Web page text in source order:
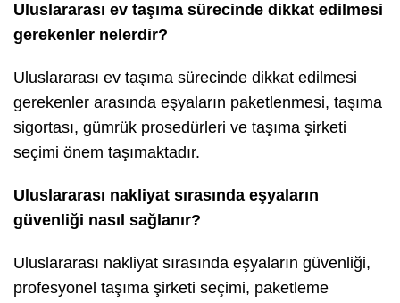
Uluslararası ev taşıma sürecinde dikkat edilmesi
gerekenler nelerdir?
Uluslararası ev taşıma sürecinde dikkat edilmesi
gerekenler arasında eşyaların paketlenmesi, taşıma
sigortası, gümrük prosedürleri ve taşıma şirketi
seçimi önem taşımaktadır.
Uluslararası nakliyat sırasında eşyaların
güvenliği nasıl sağlanır?
Uluslararası nakliyat sırasında eşyaların güvenliği,
profesyonel taşıma şirketi seçimi, paketleme